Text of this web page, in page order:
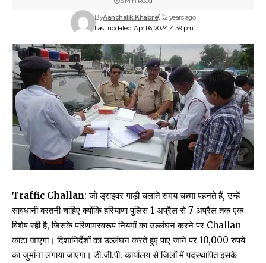
Last updated: April 6, 2024 4:39 pm
ByAanchalik Khabre 2 years ago
Traffic Challan: जो ड्राइवर गाड़ी चलाते समय चश्मा पहनते हैं, उन्हें
सावधानी बरतनी चाहिए क्योंकि हरियाणा पुलिस 1 अप्रैल से 7 अप्रैल तक एक
विशेष रही है, जिसके परिणामस्वरूप नियमों का उल्लंघन करने पर Challan
काटा जाएगा। दिशानिर्देशों का उल्लंघन करते हुए पाए जाने पर 10,000 रुपये
का जुर्माना लगाया जाएगा। डी.जी.पी. कार्यालय से जिलों में पदस्थापित इसके